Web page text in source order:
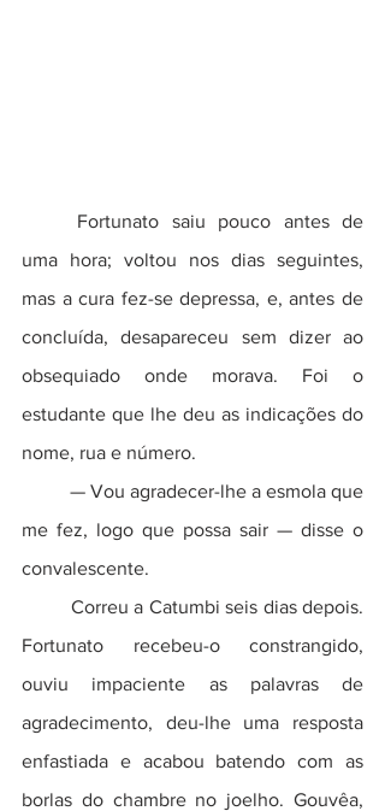
uma hora; voltou nos dias seguintes,
mas a cura fez-se depressa, e, antes de
concluída, desapareceu sem dizer ao
obsequiado onde morava. Foi o
estudante que lhe deu as indicações do
nome, rua e número.
me fez, logo que possa sair — disse o
convalescente.
Fortunato recebeu-o constrangido,
ouviu impaciente as palavras de
agradecimento, deu-lhe uma resposta
enfastiada e acabou batendo com as
borlas do chambre no joelho. Gouvêa,